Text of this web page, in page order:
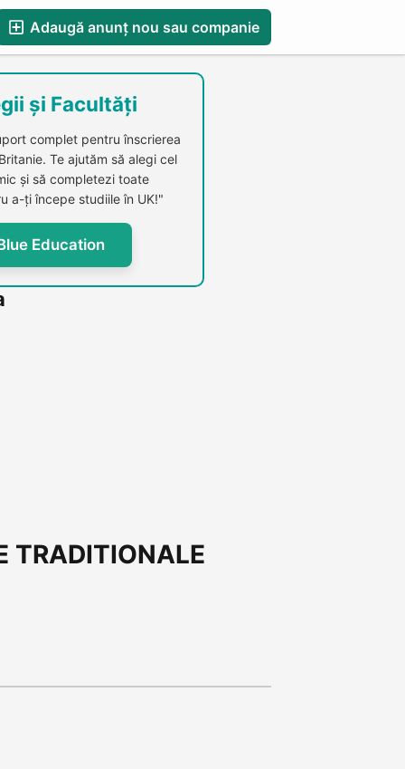
Adaugă anunț nou sau companie
și Facultăți
complet pentru înscrierea
Te ajutăm să alegi cel
și să completezi toate
a-ți începe studiile în UK!"
Education
TRADITIONALE